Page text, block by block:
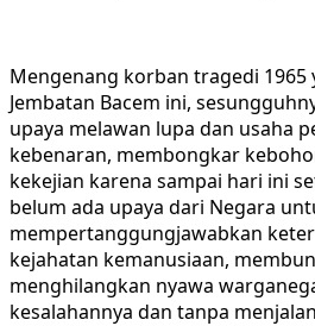
Mengenang korban tragedi 1965
Jembatan Bacem ini,
upaya melawan lupa dan usaha
kebenaran, membongkar
kekejian karena sampai hari ini
belum ada upaya dari Negara
mempertanggungjawabkan
kejahatan kemanusiaan,
menghilangkan nyawa
kesalahannya dan tanpa